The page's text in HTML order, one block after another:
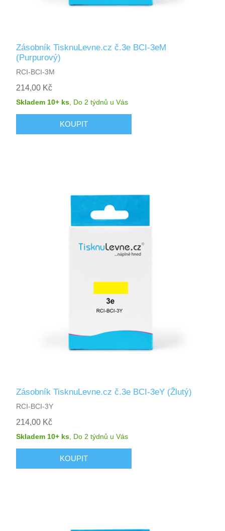
Zásobník TisknuLevne.cz č.3e BCI-3eM
(Purpurový)
RCI-BCI-3M
214,00 Kč
Skladem 10+ ks Do 2 týdnů u Vás
Zásobník TisknuLevne.cz č.3e BCI-3eY (Žlutý)
RCI-BCI-3Y
214,00 Kč
Skladem 10+ ks Do 2 týdnů u Vás